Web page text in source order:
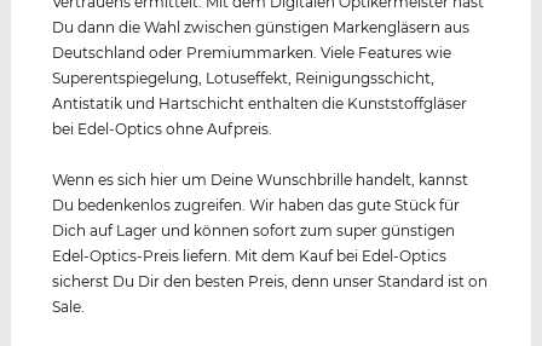
Du dann die Wahl zwischen günstigen Markengläsern aus
Deutschland oder Premiummarken. Viele Features wie
Superentspiegelung, Lotuseffekt, Reinigungsschicht,
Antistatik und Hartschicht enthalten die Kunststoffgläser
bei Edel-Optics ohne Aufpreis.
Wenn es sich hier um Deine Wunschbrille handelt, kannst
Du bedenkenlos zugreifen. Wir haben das gute Stück für
Dich auf Lager und können sofort zum super günstigen
Edel-Optics-Preis liefern. Mit dem Kauf bei Edel-Optics
sicherst Du Dir den besten Preis, denn unser Standard ist on
Sale.